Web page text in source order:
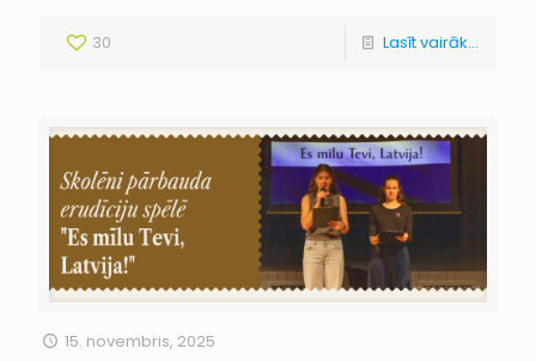
30 Lasīt vairāk...
15. novembris, 2025